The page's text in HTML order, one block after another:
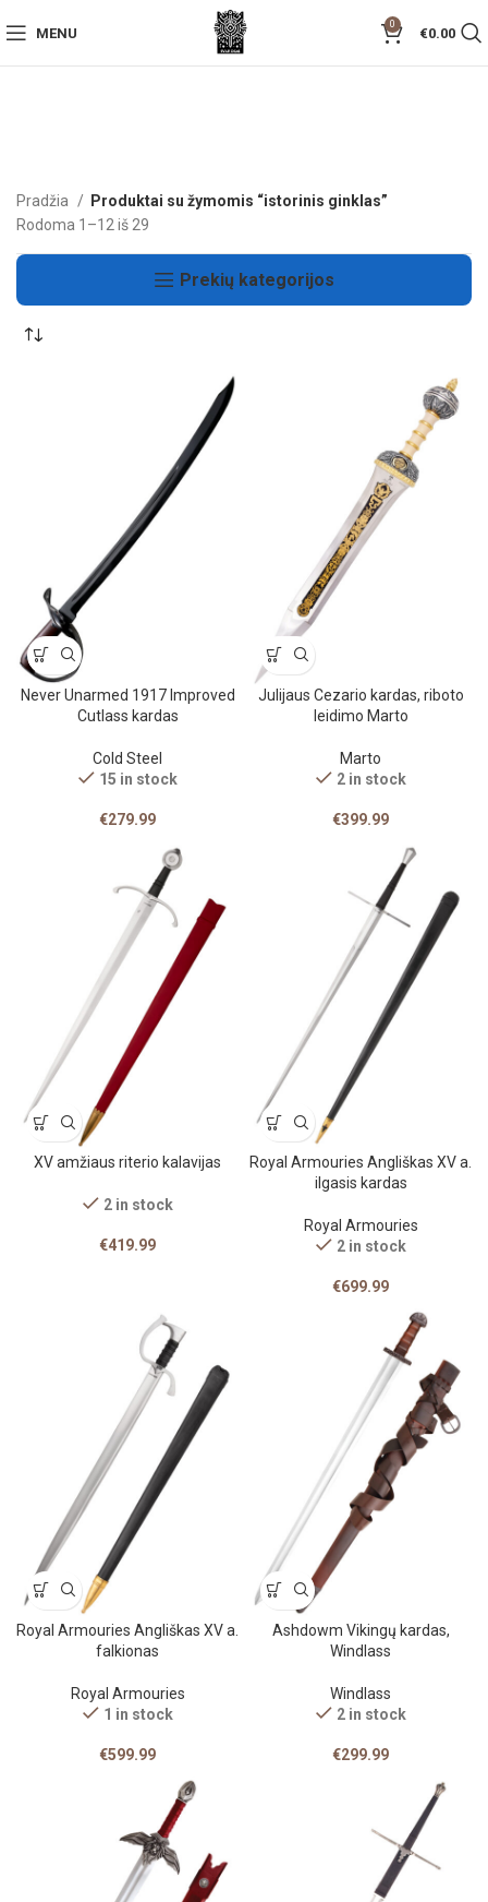
MENU
0
€0.00
Pradžia
Produktai su žymomis “istorinis ginklas”
Rodoma 1–12 iš 29
Prekių kategorijos
Never Unarmed 1917 Improved
Cutlass kardas
Cold Steel
15 in stock
€279.99
Julijaus Cezario kardas, riboto
leidimo Marto
Marto
2 in stock
€399.99
XV amžiaus riterio kalavijas
2 in stock
€419.99
Royal Armouries Angliškas XV a.
ilgasis kardas
Royal Armouries
2 in stock
€699.99
Royal Armouries Angliškas XV a.
falkionas
Royal Armouries
1 in stock
€599.99
Ashdowm Vikingų kardas,
Windlass
Windlass
2 in stock
€299.99